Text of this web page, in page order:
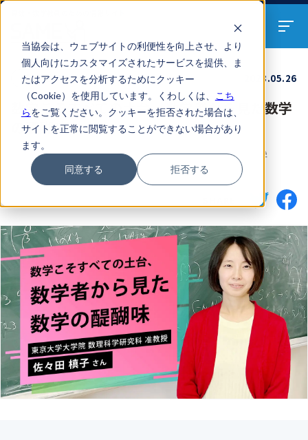
当協会は、ウェブサイトの利便性を向上させ、より
個人向けにカスタマイズされたサービスを提供、ま
たはアクセスを分析するためにクッキー
（Cookie）を使用しています。くわしくは、
こち
らをご覧ください。クッキーを拒否された場合は、
サイトを正常に閲覧することができない場合があり
ます。
同意する 拒否する
先生のノート 2023.05.26
数学こそすべての土台、数学者から見た数学
の醍醐味
インタビュー マクロ ミクロ 確率論
統計物理学
数理女子